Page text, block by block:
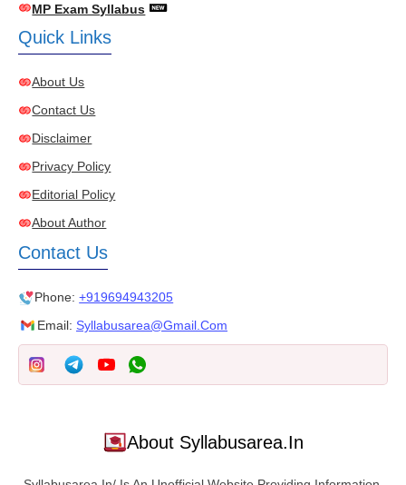
MP Exam Syllabus
Quick Links
About Us
Contact Us
Disclaimer
Privacy Policy
Editorial Policy
About Author
Contact Us
Phone:+919694943205
Email: Syllabusarea@gmail.com
About Syllabusarea.in